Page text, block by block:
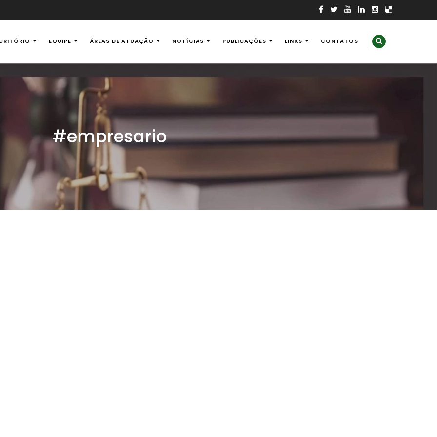
Ambiental
EQUIPE ÁREAS DE ATUAÇÃO NOTÍCIAS PUBLICAÇÕES LINKS CONTATOS
#empresario